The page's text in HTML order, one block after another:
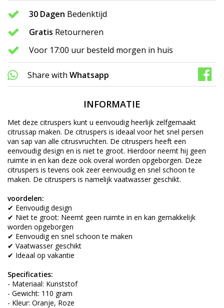
30 Dagen Bedenktijd
Gratis Retourneren
Voor 17:00 uur besteld morgen in huis
Share with Whatsapp
INFORMATIE
Met deze citruspers kunt u eenvoudig heerlijk zelfgemaakt
citrussap maken. De citruspers is ideaal voor het snel persen
van sap van alle citrusvruchten. De citruspers heeft een
eenvoudig design en is niet te groot. Hierdoor neemt hij geen
ruimte in en kan deze ook overal worden opgeborgen. Deze
citruspers is tevens ook zeer eenvoudig en snel schoon te
maken. De citruspers is namelijk vaatwasser geschikt.
voordelen:
✔ Eenvoudig design
✔ Niet te groot: Neemt geen ruimte in en kan gemakkelijk
worden opgeborgen
✔ Eenvoudig en snel schoon te maken
✔ Vaatwasser geschikt
✔ Ideaal op vakantie
Specificaties:
- Materiaal: Kunststof
- Gewicht: 110 gram
- Kleur: Oranje, Roze